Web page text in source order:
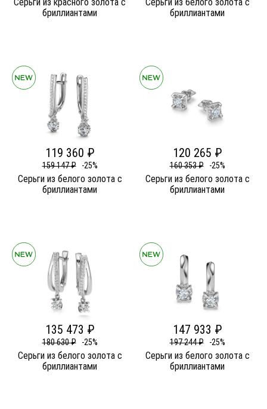
бриллиантами
бриллиантами
119 360 ₽
159 147 ₽ -25%
Серьги из белого золота c
бриллиантами
120 265 ₽
160 353 ₽ -25%
Серьги из белого золота c
бриллиантами
135 473 ₽
180 630 ₽ -25%
Серьги из белого золота c
бриллиантами
147 933 ₽
197 244 ₽ -25%
Серьги из белого золота c
бриллиантами